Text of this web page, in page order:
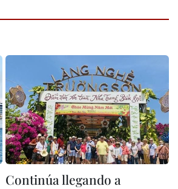
Continúa llegando a